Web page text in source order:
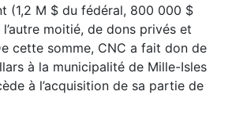
(1,2 M $ du fédéral, 800 000 $
moitié, de dons privés et
cette somme, CNC a fait don de
à la municipalité de Mille-Isles
à l’acquisition de sa partie de